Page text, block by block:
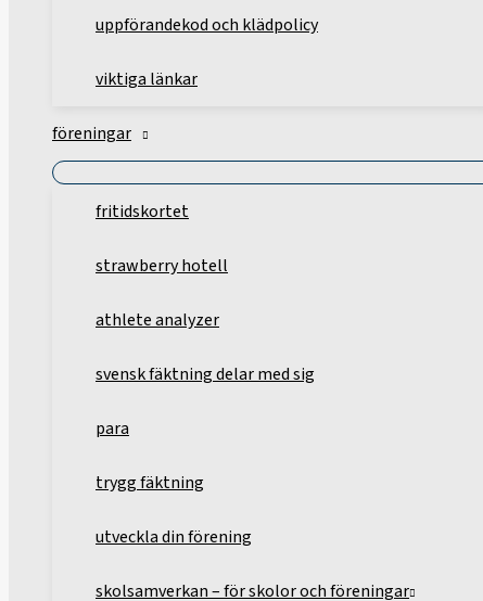
uppförandekod och klädpolicy
viktiga länkar
föreningar
fritidskortet
strawberry hotell
athlete analyzer
svensk fäktning delar med sig
para
trygg fäktning
utveckla din förening
skolsamverkan – för skolor och föreningar